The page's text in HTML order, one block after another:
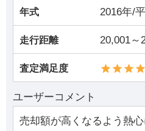
年式 2016年/
走行距離 20,001～
査定満足度
ユーザーコメント
売却額が高くなるよう熱